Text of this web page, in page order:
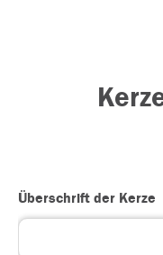
Überschrift der Kerze